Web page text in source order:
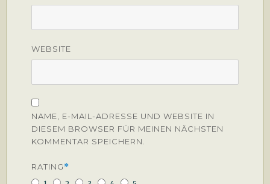
WEBSITE
NAME, E-MAIL-ADRESSE UND WEBSITE IN
DIESEM BROWSER FÜR MEINEN NÄCHSTEN
KOMMENTAR SPEICHERN.
RATING*